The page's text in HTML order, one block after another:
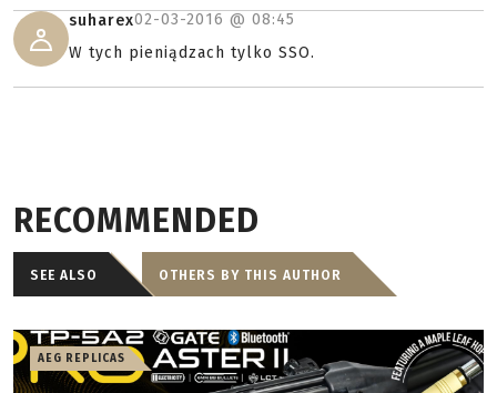
suharex02-03-2016 @ 08:45
W tych pieniądzach tylko SSO.
RECOMMENDED
SEE ALSO OTHERS BY THIS AUTHOR
AEG REPLICAS